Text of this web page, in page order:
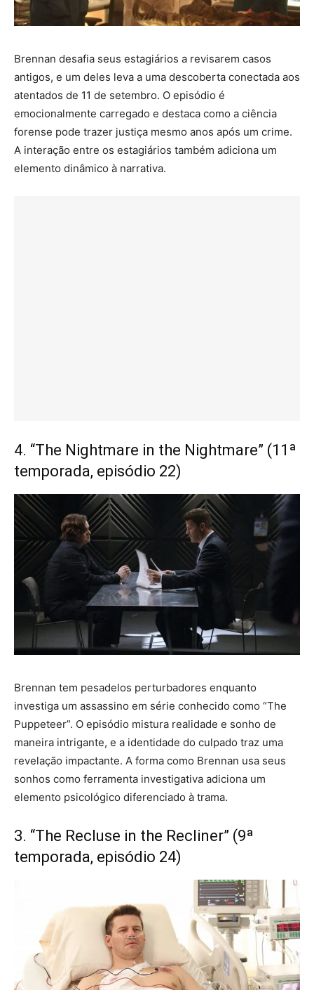
Brennan desafia seus estagiários a revisarem casos
antigos, e um deles leva a uma descoberta conectada aos
atentados de 11 de setembro. O episódio é
emocionalmente carregado e destaca como a ciência
forense pode trazer justiça mesmo anos após um crime.
A interação entre os estagiários também adiciona um
elemento dinâmico à narrativa.
4. “The Nightmare in the Nightmare” (11ª
temporada, episódio 22)
Brennan tem pesadelos perturbadores enquanto
investiga um assassino em série conhecido como “The
Puppeteer”. O episódio mistura realidade e sonho de
maneira intrigante, e a identidade do culpado traz uma
revelação impactante. A forma como Brennan usa seus
sonhos como ferramenta investigativa adiciona um
elemento psicológico diferenciado à trama.
3. “The Recluse in the Recliner” (9ª
temporada, episódio 24)